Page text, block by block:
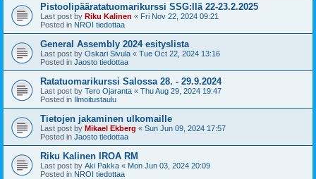
Pistoolipääratatuomarikurssi SSG:llä 22-23.2.2025
Last post by Riku Kalinen « Fri Nov 22, 2024 09:21
Posted in NROI tiedottaa
General Assembly 2024 esityslista
Last post by Oskari Sivula « Tue Oct 22, 2024 13:16
Posted in Jaosto tiedottaa
Ratatuomarikurssi Salossa 28. - 29.9.2024
Last post by Tero Ojaranta « Thu Aug 29, 2024 19:47
Posted in Ilmoitustaulu
Tietojen jakaminen ulkomaille
Last post by Mikael Ekberg « Sun Jun 09, 2024 17:57
Posted in Jaosto tiedottaa
Riku Kalinen IROA RM
Last post by Aki Pakka « Mon Jun 03, 2024 20:09
Posted in NROI tiedottaa